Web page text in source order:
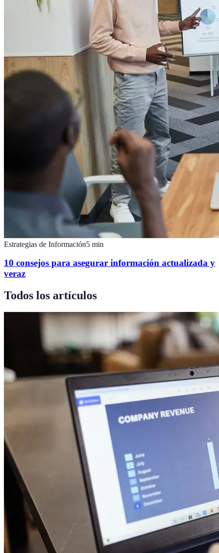
Estrategias de Información5 min
10 consejos para asegurar información actualizada y
veraz
Todos los artículos